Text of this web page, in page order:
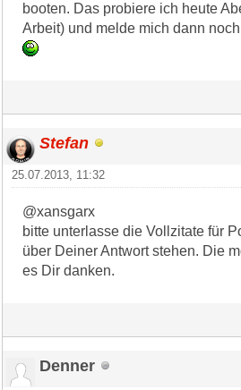
booten. Das probiere ich heute
Arbeit) und melde mich dann
Stefan
25.07.2013, 11:32
@xansgarx
bitte unterlasse die Vollzitate für
über Deiner Antwort stehen. Die
es Dir danken.
Denner